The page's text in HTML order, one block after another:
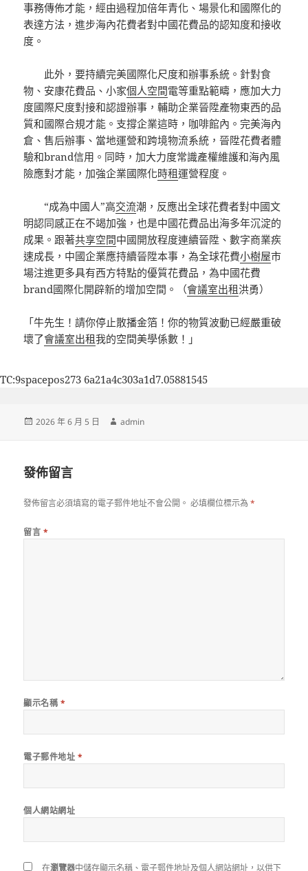
事務傳佈才能，經由過程加倍年青化、場景化和國際化的
表達方法，進步海內花費者對中國花費品的認知度和接收
度。
此外，要持續完美國際化尺度和辦事系統。針對食
物、安康花費品、小家個人空間電等重點範疇，應加大力
度國際尺度對接和認證辦事，輔助企業晉陞產物東西的品
質和國際合規才能。支撐企業這時，咖啡館內。完美海內
倉、售后辦事、當地運營和跨境物流系統，晉陞花費者體
驗和brand信用。同時，加大力度常識產權維護和海內風
險應對才能，加強企業國際化時租運營程度。
“成為中國人”高交流潮，反應出全球花費者對中國文
明認同感正在不竭加強，也是中國花費品出海多年沉淀的
成果。跟著共享空間中國開放程度連續晉陞、數字商業疾
速成長，中國企業應持續晉陞本事，為全球花費小樹屋市
場注進更多具有西方特點的優質花費品，為中國花費
brand國際化開辟新的增加空間。
（會議室出租洪勇）
「牛先生！請你停止散播金箔！你的物質波動已經嚴重破
壞了會議室出租我的空間美學係數！」
TC:9spacepos273 6a21a4c303a1d7.05881545
發
2026 年 6 月 5 日
作
admin
發佈留言
發佈留言必須填寫的電子郵件地址不會公開。 必填欄位標示為*
留言 *
顯示名稱 *
電子郵件地址 *
個人網站網址
在瀏覽器中儲存顯示名稱、電子郵件地址及個人網站網址，以供下